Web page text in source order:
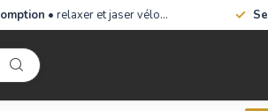
• relaxer et jaser vélo…